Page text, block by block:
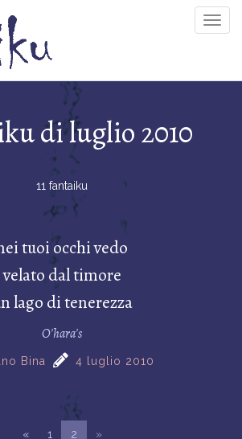
di luglio 2010
11 fantaiku
tuoi occhi vedo
velato dal timore
lago di tenerezza
O'hara's
Bina 4 luglio 2010
« 1 2 »